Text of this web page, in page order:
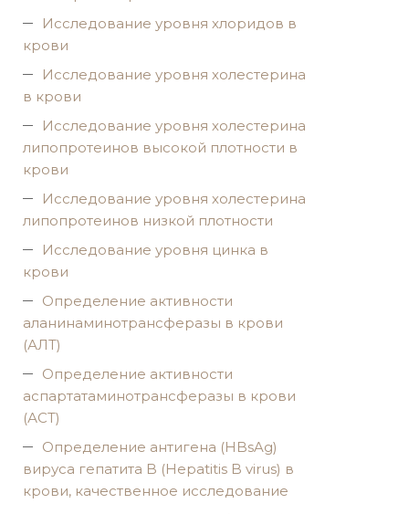
Исследование уровня хлоридов в
крови
Исследование уровня холестерина
в крови
Исследование уровня холестерина
липопротеинов высокой плотности в
крови
Исследование уровня холестерина
липопротеинов низкой плотности
Исследование уровня цинка в
крови
Определение активности
аланинаминотрансферазы в крови
(АЛТ)
Определение активности
аспартатаминотрансферазы в крови
(АСТ)
Определение антигена (HBsAg)
вируса гепатита B (Hepatitis B virus) в
крови, качественное исследование